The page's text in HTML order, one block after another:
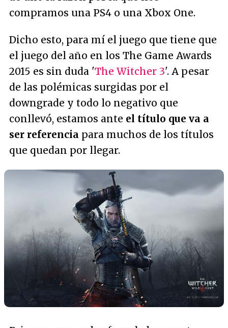
compramos una PS4 o una Xbox One.
Dicho esto, para mí el juego que tiene que
el juego del año en los The Game Awards
2015 es sin duda 'The Witcher 3'. A pesar
de las polémicas surgidas por el
downgrade y todo lo negativo que
conllevó, estamos ante el título que va a
ser referencia para muchos de los títulos
que quedan por llegar.